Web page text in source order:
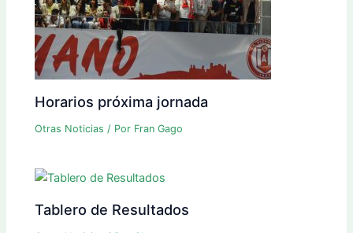
Horarios próxima jornada
Otras Noticias / Por Fran Gago
Tablero de Resultados